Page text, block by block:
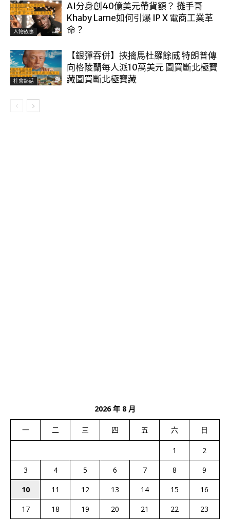
人物故事
AI分身創40億美元帶貨額？ 攤手哥
Khaby Lame如何引爆 IP X 電商工業革
命？
社會熱話
【銀彈吞併】挾擒馬杜羅餘威 特朗普傳
向格陵蘭每人派10萬美元 圖買斷北極寶
藏圖買斷北極寶藏
2026 年 8 月
一 二 三 四 五 六 日
1
2
3
4 5 6 7 8
9
10
11 12 13 14 15
16
17
18 19 20 21 22
23